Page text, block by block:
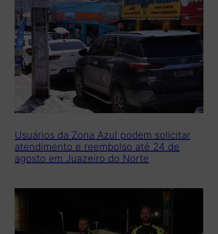
Usuários da Zona Azul podem solicitar
atendimento e reembolso até 24 de
agosto em Juazeiro do Norte